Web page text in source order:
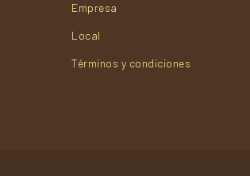
Empresa
Local
Términos y condiciones